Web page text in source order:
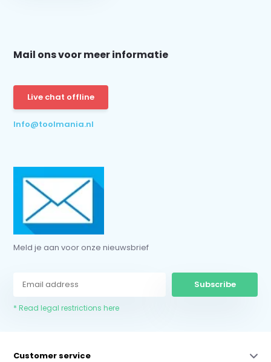
Mail ons voor meer informatie
Live chat offline
Info@toolmania.nl
Meld je aan voor onze nieuwsbrief
Subscribe
* Read legal restrictions here
Customer service
* Read legal restrictions here